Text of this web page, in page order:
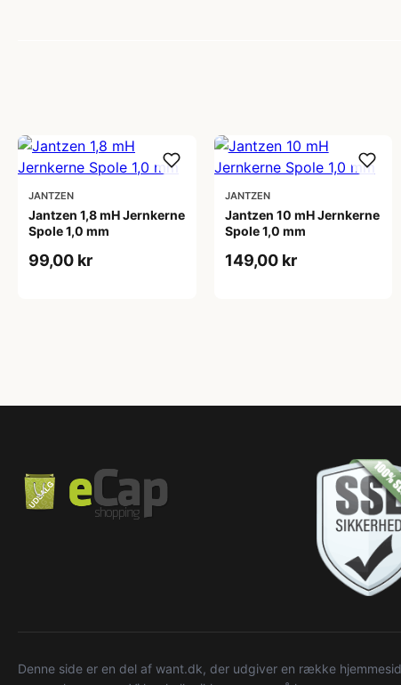
JANTZEN
Jantzen 1,8 mH Jernkerne
Spole 1,0 mm
99,00 kr
JANTZEN
Jantzen 10 mH Jernkerne
Spole 1,0 mm
149,00 kr
Denne side er en del af want.dk, der udgiver en række